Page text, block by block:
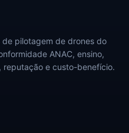
de pilotagem de drones do
ANAC, ensino,
e custo-benefício.